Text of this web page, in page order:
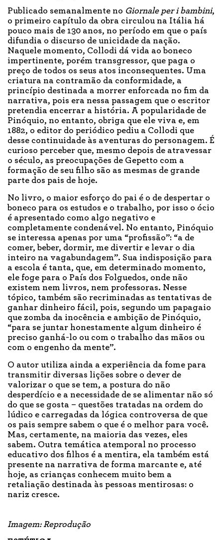
Publicado semanalmente no Giornale per i bambini,
o primeiro capítulo da obra circulou na Itália há
pouco mais de 130 anos, no período em que o país
difundia o discurso de unicidade da nação.
Naquele momento, Collodi dá vida ao boneco
impertinente, porém transgressor, que paga o
preço de todos os seus atos inconsequentes. Uma
criatura na contramão da conformidade, a
princípio destinada a morrer enforcada no fim da
narrativa, pois era nessa passagem que o escritor
pretendia encerrar a história. A popularidade de
Pinóquio, no entanto, obriga que ele viva e, em
1882, o editor do periódico pediu a Collodi que
desse continuidade às aventuras do personagem. É
curioso perceber que, mesmo depois de atravessar
o século, as preocupações de Gepetto com a
formação de seu filho são as mesmas de grande
parte dos pais de hoje.
No livro, o maior esforço do pai é o de despertar o
boneco para os estudos e o trabalho, por isso o ócio
é apresentado como algo negativo e
completamente condenável. No entanto, Pinóquio
se interessa apenas por uma “profissão”: “a de
comer, beber, dormir, me divertir e levar o dia
inteiro na vagabundagem”. Sua indisposição para
a escola é tanta, que, em determinado momento,
ele foge para o País dos Folguedos, onde não
existem nem livros, nem professoras. Nesse
tópico, também são recriminadas as tentativas de
ganhar dinheiro fácil, pois, segundo um papagaio
que zomba da inocência e ambição de Pinóquio,
“para se juntar honestamente algum dinheiro é
preciso ganhá-lo ou com o trabalho das mãos ou
com o engenho da mente”.
O autor utiliza ainda a experiência da fome para
transmitir diversas lições sobre o dever de
valorizar o que se tem, a postura do não
desperdício e a necessidade de se alimentar não só
do que se gosta – questões tratadas na ordem do
lúdico e carregadas da lógica controversa de que
os pais sempre sabem o que é o melhor para você.
Mas, certamente, na maioria das vezes, eles
sabem. Outra temática atemporal no processo
educativo dos filhos é a mentira, ela também está
presente na narrativa de forma marcante e, até
hoje, as crianças conhecem muito bem a
retaliação destinada às pessoas mentirosas: o
nariz cresce.
Imagem: Reprodução